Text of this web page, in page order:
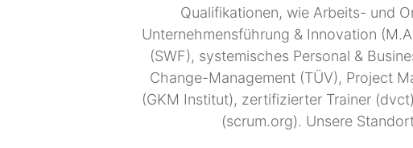
Qualifikationen, wie Arbeits- und
Unternehmensführung & Innovation
(SWF), systemisches Personal &
Change-Management (TÜV), Project
(GKM Institut), zertifizierter Trainer
(scrum.org). Unsere